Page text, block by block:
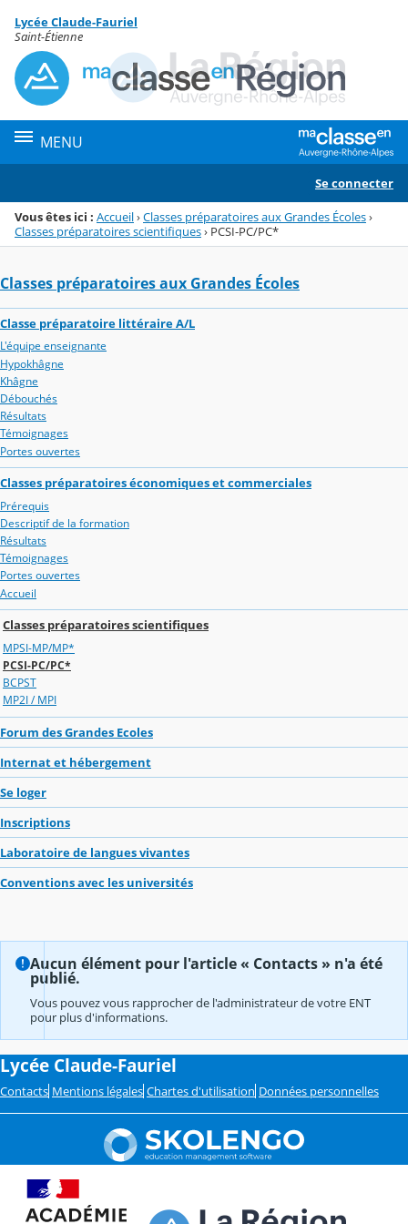
Menu de la rubrique
Contenu
Lycée Claude-Fauriel
Saint-Étienne
MENU
Se connecter
Vous êtes ici : Accueil›Classes préparatoires aux Grandes Écoles›
Classes préparatoires scientifiques› PCSI-PC/PC*
Classes préparatoires aux Grandes Écoles
Classe préparatoire littéraire A/L
L'équipe enseignante
Hypokhâgne
Khâgne
Débouchés
Résultats
Témoignages
Portes ouvertes
Classes préparatoires économiques et commerciales
Prérequis
Descriptif de la formation
Résultats
Témoignages
Portes ouvertes
Accueil
Classes préparatoires scientifiques
MPSI-MP/MP*
PCSI-PC/PC*
BCPST
MP2I / MPI
Forum des Grandes Ecoles
Internat et hébergement
Se loger
Inscriptions
Laboratoire de langues vivantes
Conventions avec les universités
Aucun élément pour l'article « Contacts » n'a été
publié.
Vous pouvez vous rapprocher de l'administrateur de votre ENT
pour plus d'informations.
Lycée Claude-Fauriel
Contacts Mentions légales Chartes d'utilisation Données personnelles